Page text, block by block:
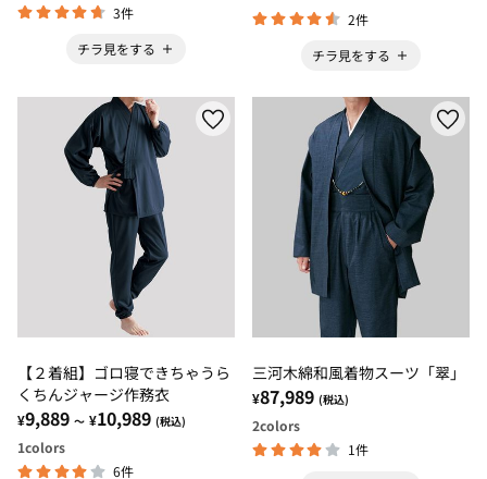
3件
チラ見をする
2件
チラ見をする
【２着組】ゴロ寝できちゃうら
くちんジャージ作務衣
¥9,889 ～ ¥10,989 (税込)
1colors
6件
三河木綿和風着物スーツ「翠」
¥87,989 (税込)
2colors
1件